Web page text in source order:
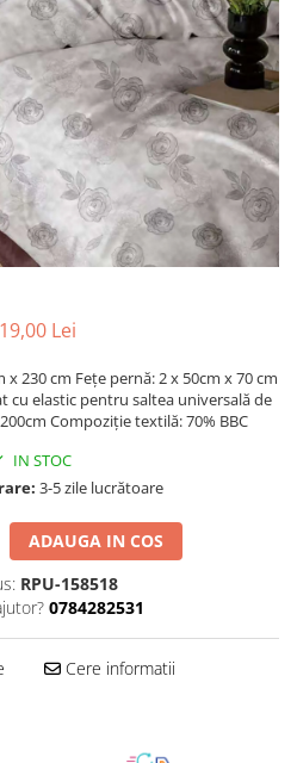
Lei
x 230 cm Fețe pernă: 2 x 50cm x 70 cm
cu elastic pentru saltea universală de
Compoziție textilă: 70% BBC
IN STOC
3-5 zile lucrătoare
ADAUGA IN COS
RPU-158518
0784282531
Cere informatii